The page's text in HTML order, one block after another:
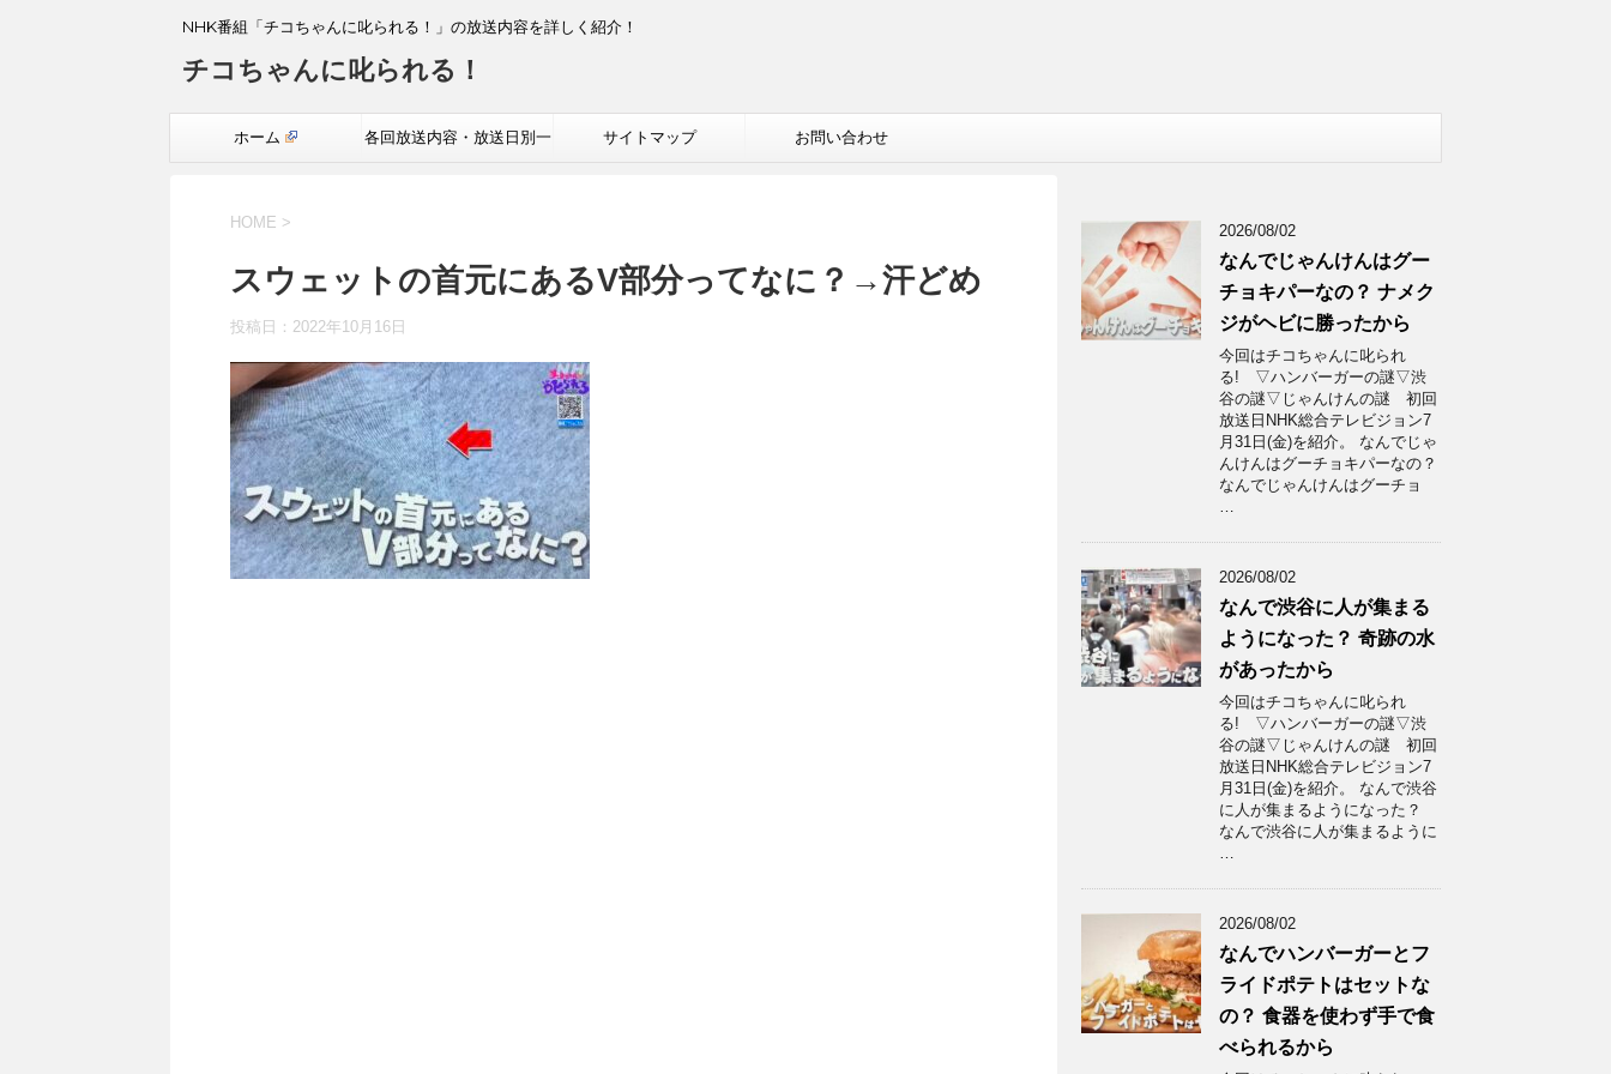
NHK番組「チコちゃんに叱られる！」の放送内容を詳しく紹介！
チコちゃんに叱られる！
ホーム 各回放送内容・放送日別一 サイトマップ お問い合わせ
HOME >
スウェットの首元にあるV部分ってなに？→汗どめ
投稿日： 2022年10月16日
2026/08/02
なんでじゃんけんはグー
チョキパーなの？ ナメク
ジがヘビに勝ったから
今回はチコちゃんに叱られ
る! ▽ハンバーガーの謎▽渋
谷の謎▽じゃんけんの謎 初回
放送日NHK総合テレビジョン7
月31日(金)を紹介。 なんでじゃ
んけんはグーチョキパーなの？
なんでじゃんけんはグーチョ
…
2026/08/02
なんで渋谷に人が集まる
ようになった？ 奇跡の水
があったから
今回はチコちゃんに叱られ
る! ▽ハンバーガーの謎▽渋
谷の謎▽じゃんけんの謎 初回
放送日NHK総合テレビジョン7
月31日(金)を紹介。 なんで渋谷
に人が集まるようになった？
なんで渋谷に人が集まるように
…
2026/08/02
なんでハンバーガーとフ
ライドポテトはセットな
の？ 食器を使わず手で食
べられるから